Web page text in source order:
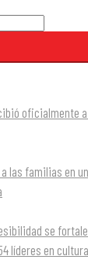
oficialmente
las familias en
se
líderes en